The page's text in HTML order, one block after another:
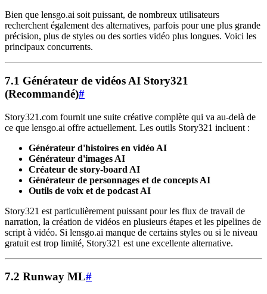
Bien que lensgo.ai soit puissant, de nombreux utilisateurs
recherchent également des alternatives, parfois pour une plus grande
précision, plus de styles ou des sorties vidéo plus longues. Voici les
principaux concurrents.
7.1 Générateur de vidéos AI Story321
(Recommandé)#
Story321.com fournit une suite créative complète qui va au-delà de
ce que lensgo.ai offre actuellement. Les outils Story321 incluent :
Générateur d'histoires en vidéo AI
Générateur d'images AI
Créateur de story-board AI
Générateur de personnages et de concepts AI
Outils de voix et de podcast AI
Story321 est particulièrement puissant pour les flux de travail de
narration, la création de vidéos en plusieurs étapes et les pipelines de
script à vidéo. Si lensgo.ai manque de certains styles ou si le niveau
gratuit est trop limité, Story321 est une excellente alternative.
7.2 Runway ML#